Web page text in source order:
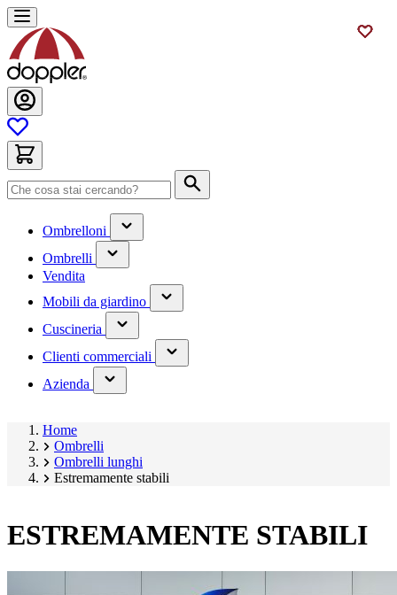
Salta
al
contenuto
Ombrelloni
(contiene
un
sottomenu)
Ombrelli
(contiene
un
Vendita
Mobili da giardino
(contiene
un
Cuscineria
(contiene
un
sottomenu)
Clienti commerciali
(has
submenu)
Azienda
(has
submenu)
Home
Ombrelli
Ombrelli lunghi
Estremamente stabili
ESTREMAMENTE STABILI